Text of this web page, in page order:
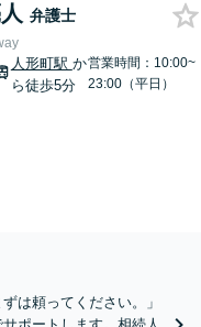
弁護士
人形町駅 か
ら徒歩5分
営業時間：10:00~
23:00（平日）
は頼ってください。」